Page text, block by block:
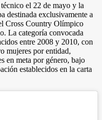
el 22 de mayo y la
destinada exclusivamente a
Cross Country Olímpico
La categoría convocada
entre 2008 y 2010, con
mujeres por entidad,
en meta por género, bajo
establecidos en la carta